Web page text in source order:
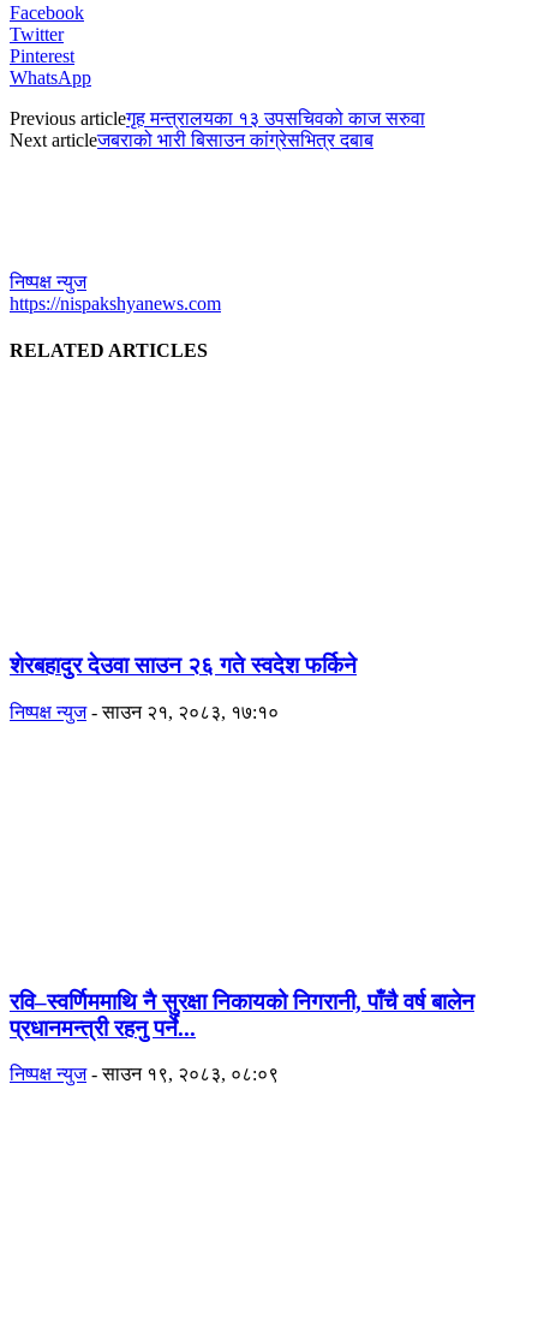
Facebook
Twitter
Pinterest
WhatsApp
Previous articleगृह मन्त्रालयका १३ उपसचिवको काज सरुवा
Next articleजबराको भारी बिसाउन कांग्रेसभित्र दबाब
निष्पक्ष न्युज
https://nispakshyanews.com
RELATED ARTICLES
शेरबहादुर देउवा साउन २६ गते स्वदेश फर्किने
निष्पक्ष न्युज - साउन २१, २०८३, १७:१०
रवि–स्वर्णिममाथि नै सुरक्षा निकायको निगरानी, पाँचै वर्ष बालेन
प्रधानमन्त्री रहनु पर्ने...
निष्पक्ष न्युज - साउन १९, २०८३, ०८:०९